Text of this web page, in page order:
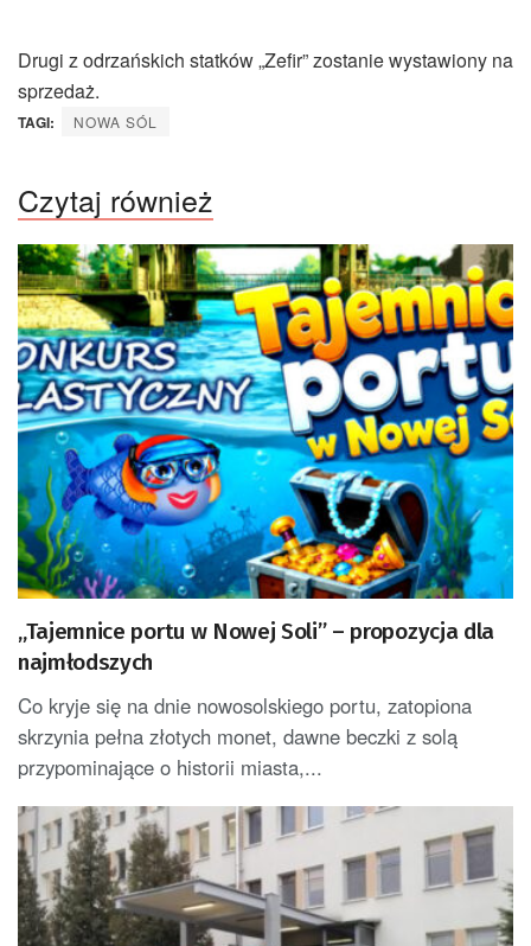
Drugi z odrzańskich statków „Zefir” zostanie wystawiony na
sprzedaż.
TAGI: NOWA SÓL
Czytaj również
„Tajemnice portu w Nowej Soli” – propozycja dla
najmłodszych
Co kryje się na dnie nowosolskiego portu, zatopiona
skrzynia pełna złotych monet, dawne beczki z solą
przypominające o historii miasta,...